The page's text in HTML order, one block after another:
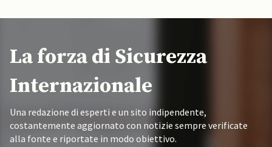
La forza di Sicurezza
Internazionale
Una redazione di esperti e un sito indipendente,
costantemente aggiornato con notizie sempre verificate
alla fonte e riportate in modo obiettivo.